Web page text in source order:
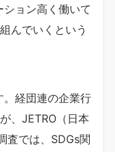
ョン高く働いて
んでいくという
。経団連の企業行
、JETRO（日本
査では、SDGs関